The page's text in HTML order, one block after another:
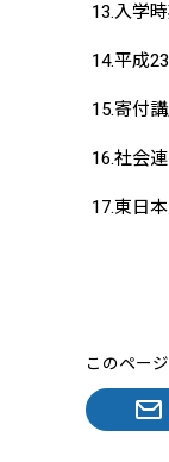
13.入学
14.平成
15.寄付
16.社会
17.東日
このペー